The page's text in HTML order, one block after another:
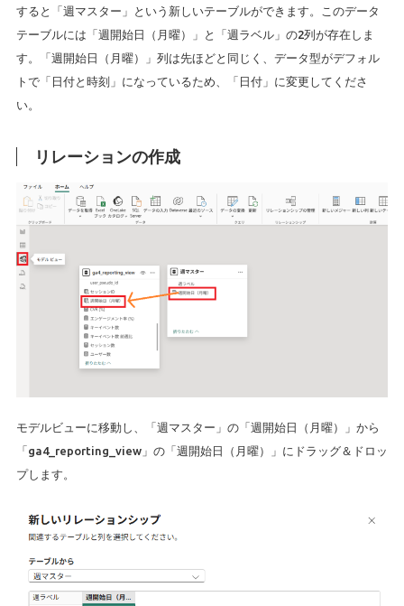
すると「週マスター」という新しいテーブルができます。このデータ
テーブルには「週開始日（月曜）」と「週ラベル」の2列が存在しま
す。「週開始日（月曜）」列は先ほどと同じく、データ型がデフォル
トで「日付と時刻」になっているため、「日付」に変更してくださ
い。
リレーションの作成
モデルビューに移動し、「週マスター」の「週開始日（月曜）」から
「ga4_reporting_view」の「週開始日（月曜）」にドラッグ＆ドロッ
プします。